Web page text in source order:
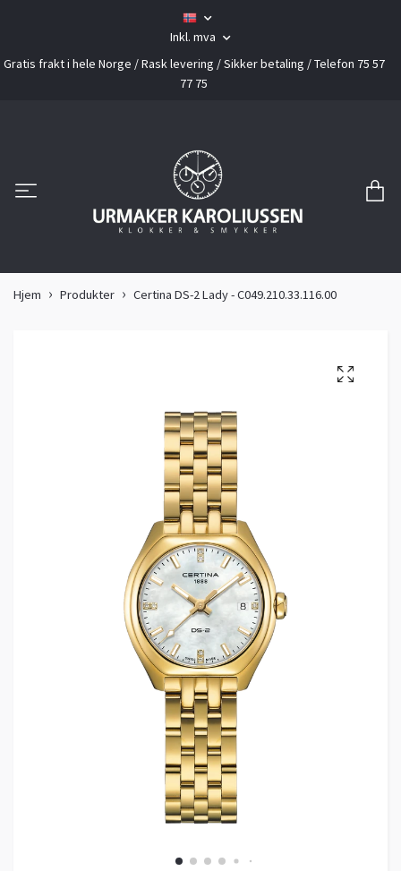
Inkl. mva
Gratis frakt i hele Norge / Rask levering / Sikker betaling / Telefon 75 57
77 75
Hjem Produkter Certina DS-2 Lady - C049.210.33.116.00